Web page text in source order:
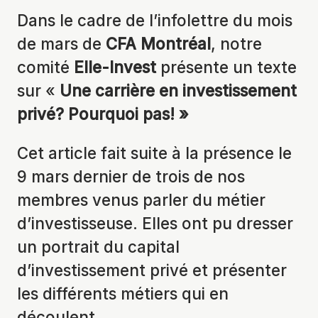
Dans le cadre de l’infolettre du mois
de mars de CFA Montréal , notre
comité Elle-Invest présente un texte
sur « Une carrière en investissement
privé? Pourquoi pas! »
Cet article fait suite à la présence le
9 mars dernier de trois de nos
membres venus parler du métier
d’investisseuse. Elles ont pu dresser
un portrait du capital
d’investissement privé et présenter
les différents métiers qui en